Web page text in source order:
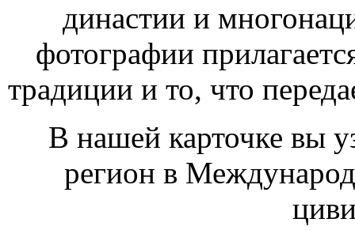
династии и
фотографии
традиции и то, что
В нашей карточке вы
регион в